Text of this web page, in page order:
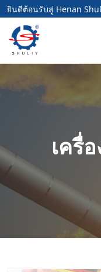
ยินดีต้อนรับสู่ Henan
เครื่